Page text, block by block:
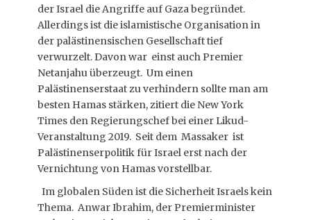
der Israel die Angriffe auf Gaza begründet.
Allerdings ist die islamistische Organisation in
der palästinensischen Gesellschaft tief
verwurzelt. Davon war einst auch Premier
Netanjahu überzeugt. Um einen
Palästinenserstaat zu verhindern sollte man am
besten Hamas stärken, zitiert die New York
Times den Regierungschef bei einer Likud-
Veranstaltung 2019. Seit dem Massaker ist
Palästinenserpolitik für Israel erst nach der
Vernichtung von Hamas vorstellbar.
Im globalen Süden ist die Sicherheit Israels kein
Thema. Anwar Ibrahim, der Premierminister